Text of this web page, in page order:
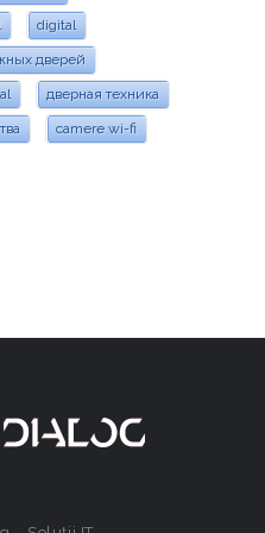
digital
дверей
дверная техника
camere wi-fi